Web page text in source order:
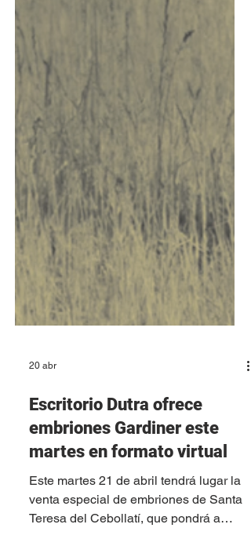
20 abr
Escritorio Dutra ofrece
embriones Gardiner este